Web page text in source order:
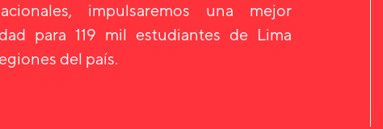
impulsaremos una mejor
para 119 mil estudiantes de Lima
del país.